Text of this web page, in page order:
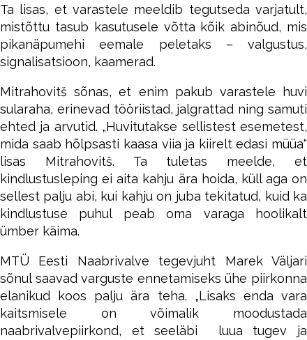
Ta lisas, et varastele meeldib tegutseda varjatult,
mistõttu tasub kasutusele võtta kõik abinõud, mis
pikanäpumehi eemale peletaks – valgustus,
signalisatsioon, kaamerad.
Mitrahovitš sõnas, et enim pakub varastele huvi
sularaha, erinevad tööriistad, jalgrattad ning samuti
ehted ja arvutid. „Huvitutakse sellistest esemetest,
mida saab hõlpsasti kaasa viia ja kiirelt edasi müüa“
lisas Mitrahovitš. Ta tuletas meelde, et
kindlustusleping ei aita kahju ära hoida, küll aga on
sellest palju abi, kui kahju on juba tekitatud, kuid ka
kindlustuse puhul peab oma varaga hoolikalt
ümber käima.
MTÜ Eesti Naabrivalve tegevjuht Marek Väljari
sõnul saavad varguste ennetamiseks ühe piirkonna
elanikud koos palju ära teha. „Lisaks enda vara
kaitsmisele on võimalik moodustada
naabrivalvepiirkond, et seeläbi luua tugev ja